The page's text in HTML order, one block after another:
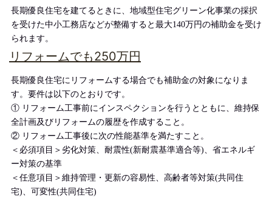
長期優良住宅を建てるときに、地域型住宅グリーン化事業の採択
を受けた中小工務店などが整備すると最大140万円の補助金を受け
られます。
リフォームでも250万円
長期優良住宅にリフォームする場合でも補助金の対象になりま
す。要件は以下のとおりです。
① リフォーム工事前にインスペクションを行うとともに、維持保
全計画及びリフォームの履歴を作成すること。
② リフォーム工事後に次の性能基準を満たすこと。
＜必須項目＞劣化対策、耐震性(新耐震基準適合等)、省エネルギ
ー対策の基準
＜任意項目＞維持管理・更新の容易性、高齢者等対策(共同住
宅)、可変性(共同住宅)